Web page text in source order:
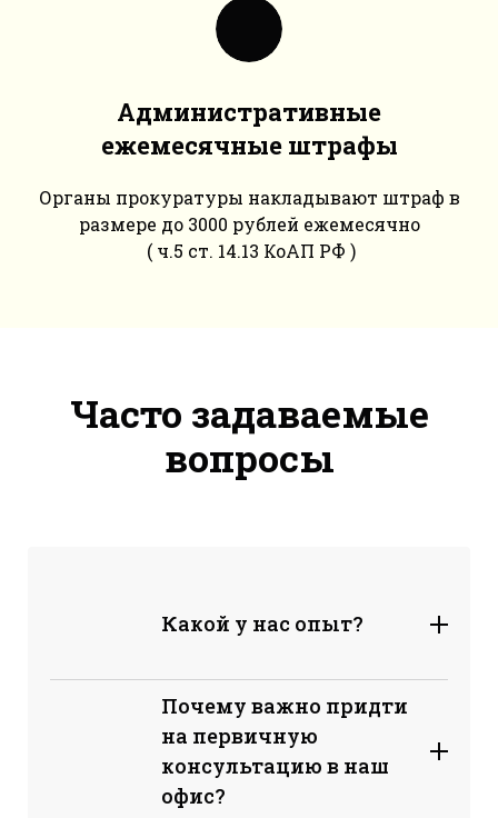
Административные
ежемесячные штрафы
Органы прокуратуры накладывают штраф в
размере до 3000 рублей ежемесячно
( ч.5 ст. 14.13 КоАП РФ )
Часто задаваемые
вопросы
Какой у нас опыт?
Почему важно придти
на первичную
консультацию в наш
офис?